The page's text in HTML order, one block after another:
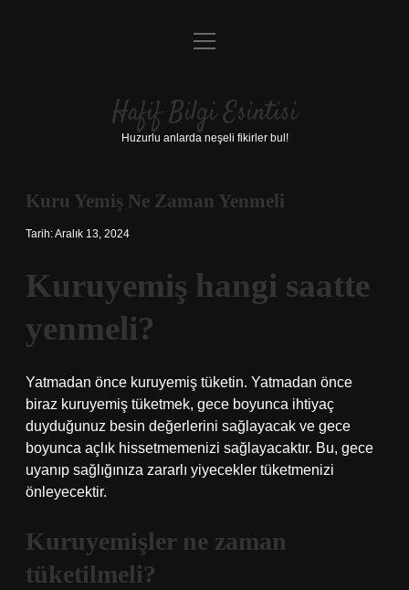
Anasayfa
Yasal Uyarı
menüyü
Hafif Bilgi Esintisi
Huzurlu anlarda neşeli fikirler bul!
Kuru Yemiş Ne Zaman Yenmeli
Tarih: Aralık 13, 2024
Kuruyemiş hangi saatte
yenmeli?
Yatmadan önce kuruyemiş tüketin. Yatmadan önce
biraz kuruyemiş tüketmek, gece boyunca ihtiyaç
duyduğunuz besin değerlerini sağlayacak ve gece
boyunca açlık hissetmemenizi sağlayacaktır. Bu, gece
uyanıp sağlığınıza zararlı yiyecekler tüketmenizi
önleyecektir.
Kuruyemişler ne zaman
tüketilmeli?